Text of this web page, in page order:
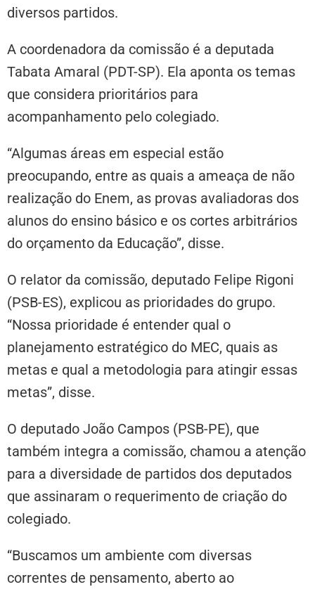
diversos partidos.
A coordenadora da comissão é a deputada
Tabata Amaral (PDT-SP). Ela aponta os temas
que considera prioritários para
acompanhamento pelo colegiado.
“Algumas áreas em especial estão
preocupando, entre as quais a ameaça de não
realização do Enem, as provas avaliadoras dos
alunos do ensino básico e os cortes arbitrários
do orçamento da Educação”, disse.
O relator da comissão, deputado Felipe Rigoni
(PSB-ES), explicou as prioridades do grupo.
“Nossa prioridade é entender qual o
planejamento estratégico do MEC, quais as
metas e qual a metodologia para atingir essas
metas”, disse.
O deputado João Campos (PSB-PE), que
também integra a comissão, chamou a atenção
para a diversidade de partidos dos deputados
que assinaram o requerimento de criação do
colegiado.
“Buscamos um ambiente com diversas
correntes de pensamento, aberto ao